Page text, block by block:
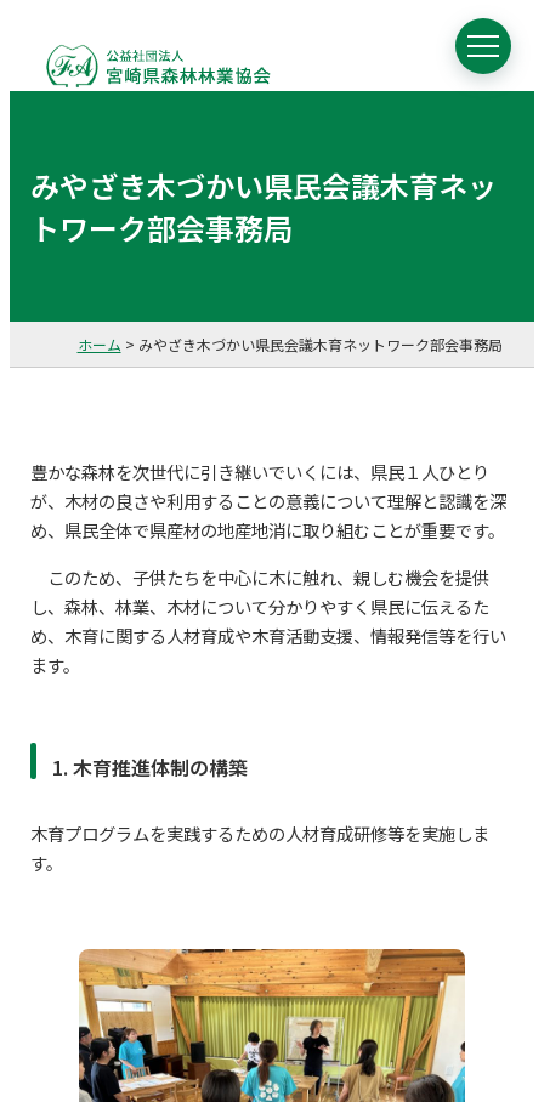
みやざき木づかい県民会議木育ネッ
トワーク部会事務局
ホーム > みやざき木づかい県民会議木育ネットワーク部会事務局
豊かな森林を次世代に引き継いでいくには、県民１人ひとり
が、木材の良さや利用することの意義について理解と認識を深
め、県民全体で県産材の地産地消に取り組むことが重要です。
このため、子供たちを中心に木に触れ、親しむ機会を提供
し、森林、林業、木材について分かりやすく県民に伝えるた
め、木育に関する人材育成や木育活動支援、情報発信等を行い
ます。
1. 木育推進体制の構築
木育プログラムを実践するための人材育成研修等を実施しま
す。